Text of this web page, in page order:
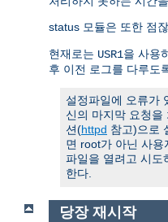
status 모듈은 또한 점
현재로는 USR1을 사용
후 이전 로그를 다루도
설정파일에 오류가
신의 마지막 요청을
션(httpd 참고)으로
면 root가 아닌 사용
파일을 열려고 시도
한다.
당장 재시작